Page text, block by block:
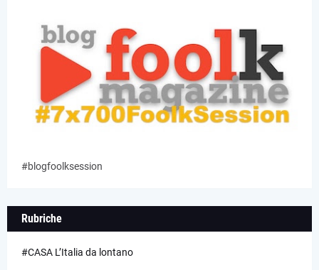
#blogfoolksession
Rubriche
#CASA L’Italia da lontano